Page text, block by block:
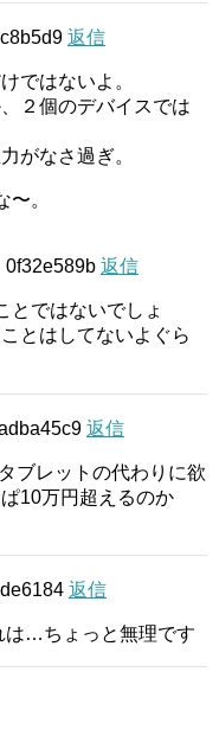
返信
ではないよ。
２個のデバイスでは
がなさ過ぎ。
。
0f32e589b 返信
とではないでしょ
とはしてないよぐら
返信
ブレットの代わりに欲
10万円超えるのか
返信
は…ちょっと無理です